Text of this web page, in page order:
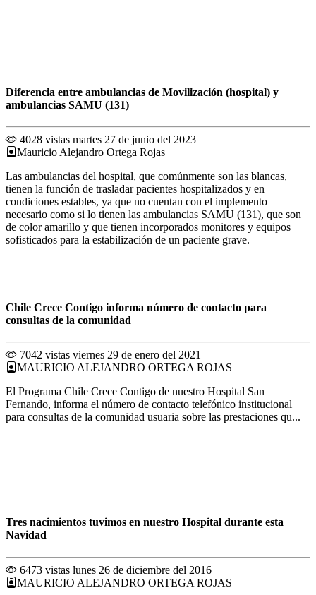
Diferencia entre ambulancias de Movilización (hospital) y
ambulancias SAMU (131)
4028 vistas martes 27 de junio del 2023
Mauricio Alejandro Ortega Rojas
Las ambulancias del hospital, que comúnmente son las blancas,
tienen la función de trasladar pacientes hospitalizados y en
condiciones estables, ya que no cuentan con el implemento
necesario como si lo tienen las ambulancias SAMU (131), que son
de color amarillo y que tienen incorporados monitores y equipos
sofisticados para la estabilización de un paciente grave.
Chile Crece Contigo informa número de contacto para
consultas de la comunidad
7042 vistas viernes 29 de enero del 2021
MAURICIO ALEJANDRO ORTEGA ROJAS
El Programa Chile Crece Contigo de nuestro Hospital San
Fernando, informa el número de contacto telefónico institucional
para consultas de la comunidad usuaria sobre las prestaciones qu...
Tres nacimientos tuvimos en nuestro Hospital durante esta
Navidad
6473 vistas lunes 26 de diciembre del 2016
MAURICIO ALEJANDRO ORTEGA ROJAS